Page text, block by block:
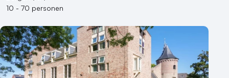
10 - 70 personen